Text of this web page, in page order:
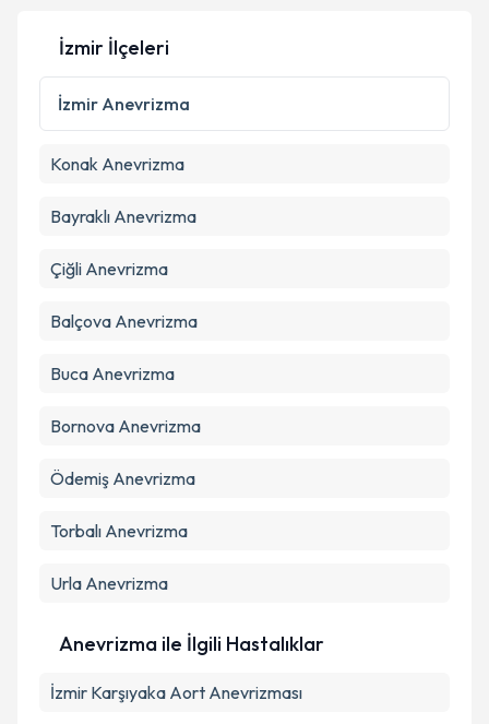
Kişisel verilerimin işlenmesine ilişkinAydınlatma
Metni
'ni okudum ve kişisel verilerimin belirtilen
kapsamda işlenmesini kabul ediyorum.
İzmir İlçeleri
İzmir Anevrizma
Konak Anevrizma
Bayraklı Anevrizma
Çiğli Anevrizma
Balçova Anevrizma
Buca Anevrizma
Bornova Anevrizma
Ödemiş Anevrizma
Torbalı Anevrizma
Urla Anevrizma
Anevrizma ile İlgili Hastalıklar
İzmir Karşıyaka Aort Anevrizması